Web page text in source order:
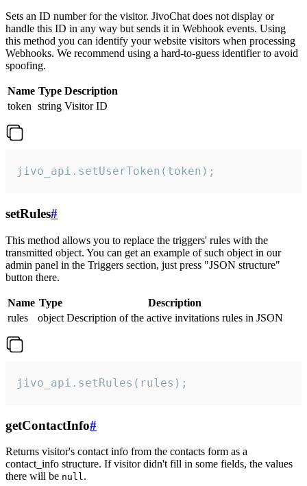
Sets an ID number for the visitor. JivoChat does not display or
handle this ID in any way but sends it in Webhook events. Using
this method you can identify your website visitors when processing
Webhooks. We recommend using a hard-to-guess identifier to avoid
spoofing.
Name Type Description
token string Visitor ID
jivo_api.setUserToken(token);
setRules#
This method allows you to replace the triggers' rules with the
transmitted object. You can get an example of such object in our
admin panel in the Triggers section, just press "JSON structure"
button there.
Name Type
Description
rules
object Description of the active invitations rules in JSON
jivo_api.setRules(rules);
getContactInfo#
Returns visitor's contact info from the contacts form as a
contact_info structure. If visitor didn't fill in some fields, the values
there will be null.